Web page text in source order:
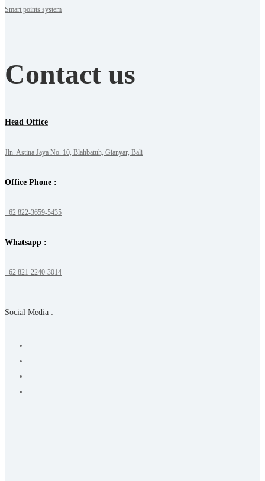
Smart points system
Contact us
Head Office
Jln. Astina Jaya No. 10, Blahbatuh, Gianyar, Bali
Office Phone :
+62 822-3659-5435
Whatsapp :
+62 821-2240-3014
Social Media :